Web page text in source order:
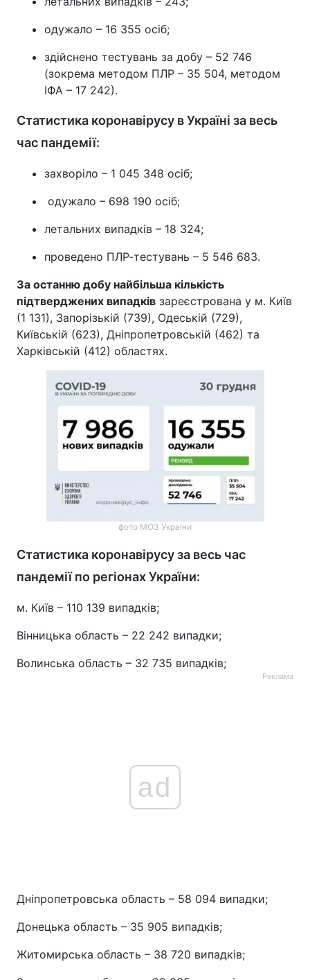
одужало – 16 355 осіб;
здійснено тестувань за добу – 52 746
(зокрема методом ПЛР – 35 504, методом
ІФА – 17 242).
Статистика коронавірусу в Україні за весь
час пандемії:
захворіло – 1 045 348 осіб;
одужало – 698 190 осіб;
летальних випадків – 18 324;
проведено ПЛР-тестувань – 5 546 683.
За останню добу найбільша кількість
підтверджених випадків зареєстрована у м. Київ
(1 131), Запорізькій (739), Одеській (729),
Київській (623), Дніпропетровській (462) та
Харківській (412) областях.
фото МОЗ України
Статистика коронавірусу за весь час
пандемії по регіонах України:
м. Київ – 110 139 випадків;
Вінницька область – 22 242 випадки;
Волинська область – 32 735 випадків;
Реклама
ad
Дніпропетровська область – 58 094 випадки;
Донецька область – 35 905 випадків;
Житомирська область – 38 720 випадків;